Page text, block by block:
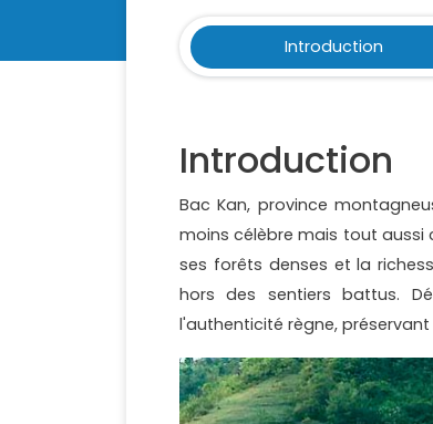
Introduction
Introduction
Bac Kan, province
moins célèbre mais tout aussi
ses forêts denses et la
hors des sentiers battus.
l'authenticité règne,